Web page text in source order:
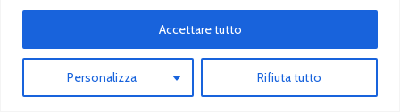
Personalizza Rifiuta tutto
Accettare tutto
Login
Registrati